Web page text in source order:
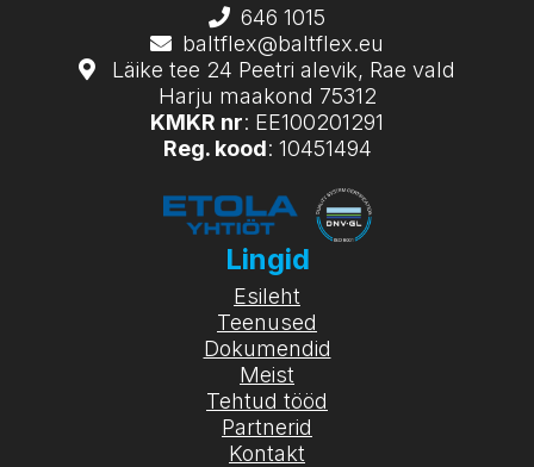
646 1015
baltflex@baltflex.eu
Läike tee 24 Peetri alevik, Rae vald
Harju maakond 75312
KMKR nr: EE100201291
Reg. kood: 10451494
Lingid
Esileht
Teenused
Dokumendid
Meist
Tehtud tööd
Partnerid
Kontakt